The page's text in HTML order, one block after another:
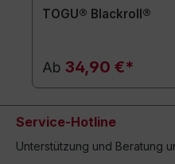
TOGU® Blackroll®
Ab 34,90 €*
Service-Hotline
Unterstützung und Beratung